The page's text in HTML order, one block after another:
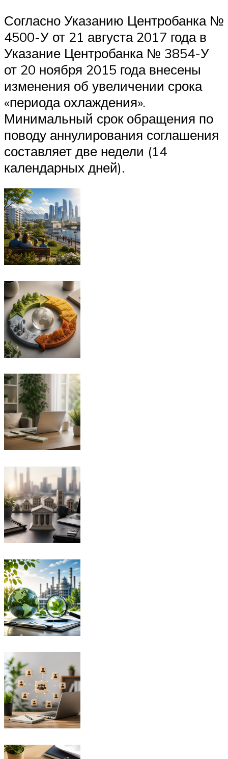
Согласно Указанию Центробанка №
4500-У от 21 августа 2017 года в
Указание Центробанка № 3854-У
от 20 ноября 2015 года внесены
изменения об увеличении срока
«периода охлаждения».
Минимальный срок обращения по
поводу аннулирования соглашения
составляет две недели (14
календарных дней).